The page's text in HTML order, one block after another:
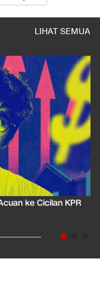
LIHAT SEMUA
ke Cicilan KPR